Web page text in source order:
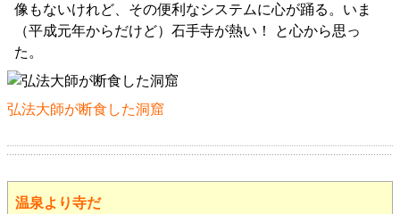
像もないけれど、その便利なシステムに心が踊る。いま
（平成元年からだけど）石手寺が熱い！ と心から思っ
た。
弘法大師が断食した洞窟
温泉より寺だ